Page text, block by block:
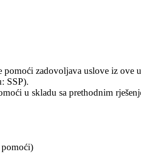
zadovoljava uslove iz ove
SSP).
u skladu sa prethodnim